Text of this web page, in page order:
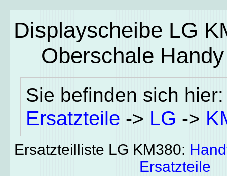
Displayscheibe LG
Oberschale
Sie befinden sich
Ersatzteile -> LG ->
Ersatzteilliste LG KM380:
Ersatzteile